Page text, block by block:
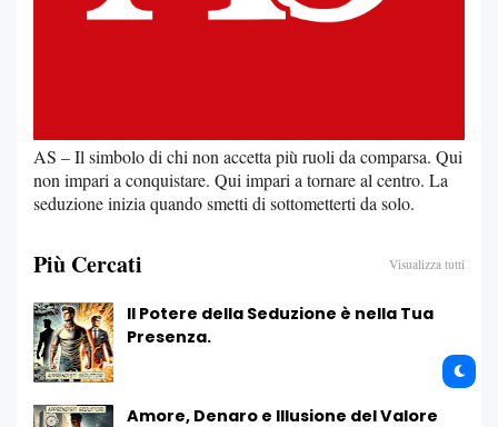
AS – Il simbolo di chi non accetta più ruoli da comparsa. Qui
non impari a conquistare. Qui impari a tornare al centro. La
seduzione inizia quando smetti di sottometterti da solo.
Più Cercati Visualizza tutti
Il Potere della Seduzione è nella Tua
Presenza.
Amore, Denaro e Illusione del Valore